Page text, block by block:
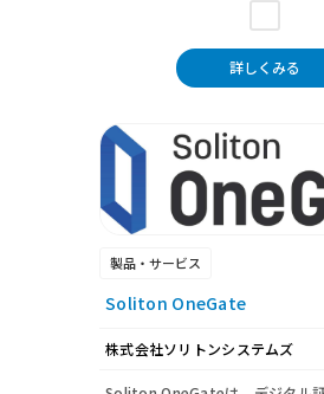
詳しくみる
製品・サービス
Soliton OneGate
株式会社ソリトンシステムズ